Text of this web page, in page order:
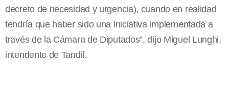
decreto de necesidad y urgencia), cuando en realidad
tendría que haber sido una iniciativa implementada a
través de la Cámara de Diputados”, dijo Miguel Lunghi,
intendente de Tandil.